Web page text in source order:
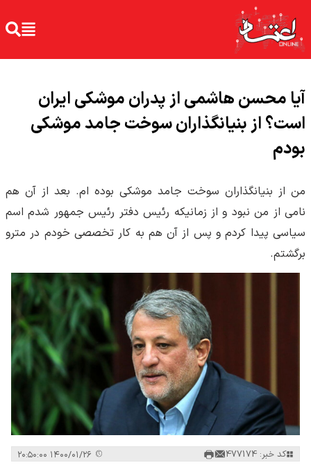
آیا محسن هاشمی از پدران موشکی ایران
است؟ از بنیانگذاران سوخت جامد موشکی
بودم
من از بنیانگذاران سوخت جامد موشکی بوده ام. بعد از آن هم
نامی از من نبود و از زمانیکه رئیس دفتر رئیس جمهور شدم اسم
سیاسی پیدا کردم و پس از آن هم به کار تخصصی خودم در مترو
برگشتم.
کد خبر: 477174